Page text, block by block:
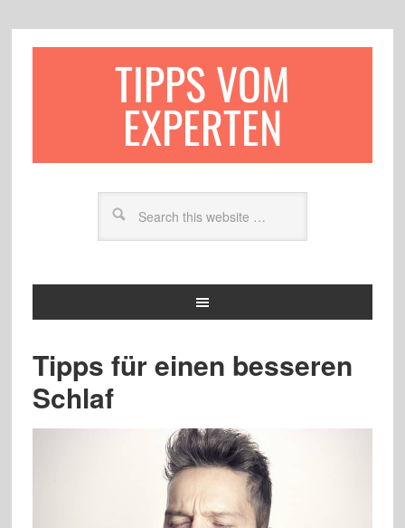
TIPPS VOM
EXPERTEN
Tipps für einen besseren
Schlaf